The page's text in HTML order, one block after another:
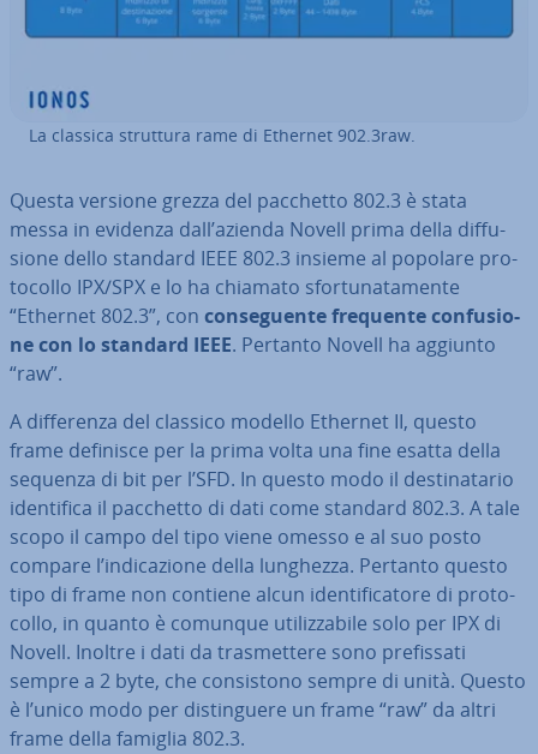
La classica struttura rame di Ethernet 902.3raw.
Questa versione grezza del pacchetto 802.3 è stata
messa in evidenza dall’azienda Novell prima della dif­fu­
sio­ne dello standard IEEE 802.3 insieme al popolare pro­
to­col­lo IPX/SPX e lo ha chiamato sfor­tu­na­ta­men­te
“Ethernet 802.3”, con con­se­guen­te frequente con­fu­sio­
ne con lo standard IEEE. Pertanto Novell ha aggiunto
“raw”.
A dif­fe­ren­za del classico modello Ethernet II, questo
frame definisce per la prima volta una fine esatta della
sequenza di bit per l’SFD. In questo modo il de­sti­na­ta­rio
iden­ti­fi­ca il pacchetto di dati come standard 802.3. A tale
scopo il campo del tipo viene omesso e al suo posto
compare l’in­di­ca­zio­ne della lunghezza. Pertanto questo
tipo di frame non contiene alcun iden­ti­fi­ca­to­re di pro­to­
col­lo, in quanto è comunque uti­liz­za­bi­le solo per IPX di
Novell. Inoltre i dati da tra­smet­te­re sono pre­fis­sa­ti
sempre a 2 byte, che con­si­sto­no sempre di unità. Questo
è l’unico modo per di­stin­gue­re un frame “raw” da altri
frame della famiglia 802.3.